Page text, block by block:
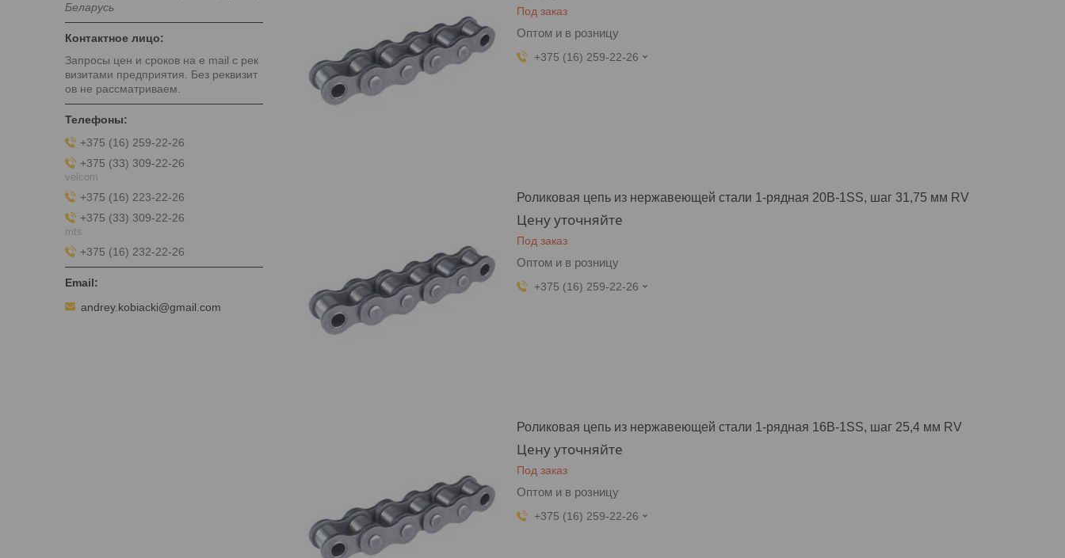
Под заказ
Оптом и в розницу
+375 (16) 259-22-26
Роликовая цепь из нержавеющей стали 1-рядная 20B-1SS, шаг 31,75 мм RV
Цену уточняйте
Под заказ
Оптом и в розницу
+375 (16) 259-22-26
Роликовая цепь из нержавеющей стали 1-рядная 16B-1SS, шаг 25,4 мм RV
Цену уточняйте
Под заказ
Оптом и в розницу
+375 (16) 259-22-26
Беларусь
Запросы цен и сроков на e mail с рек
визитами предприятия. Без реквизит
ов не рассматриваем.
+375 (16) 259-22-26
+375 (33) 309-22-26
velcom
+375 (16) 223-22-26
+375 (33) 309-22-26
mts
+375 (16) 232-22-26
andrey.kobiacki@gmail.com